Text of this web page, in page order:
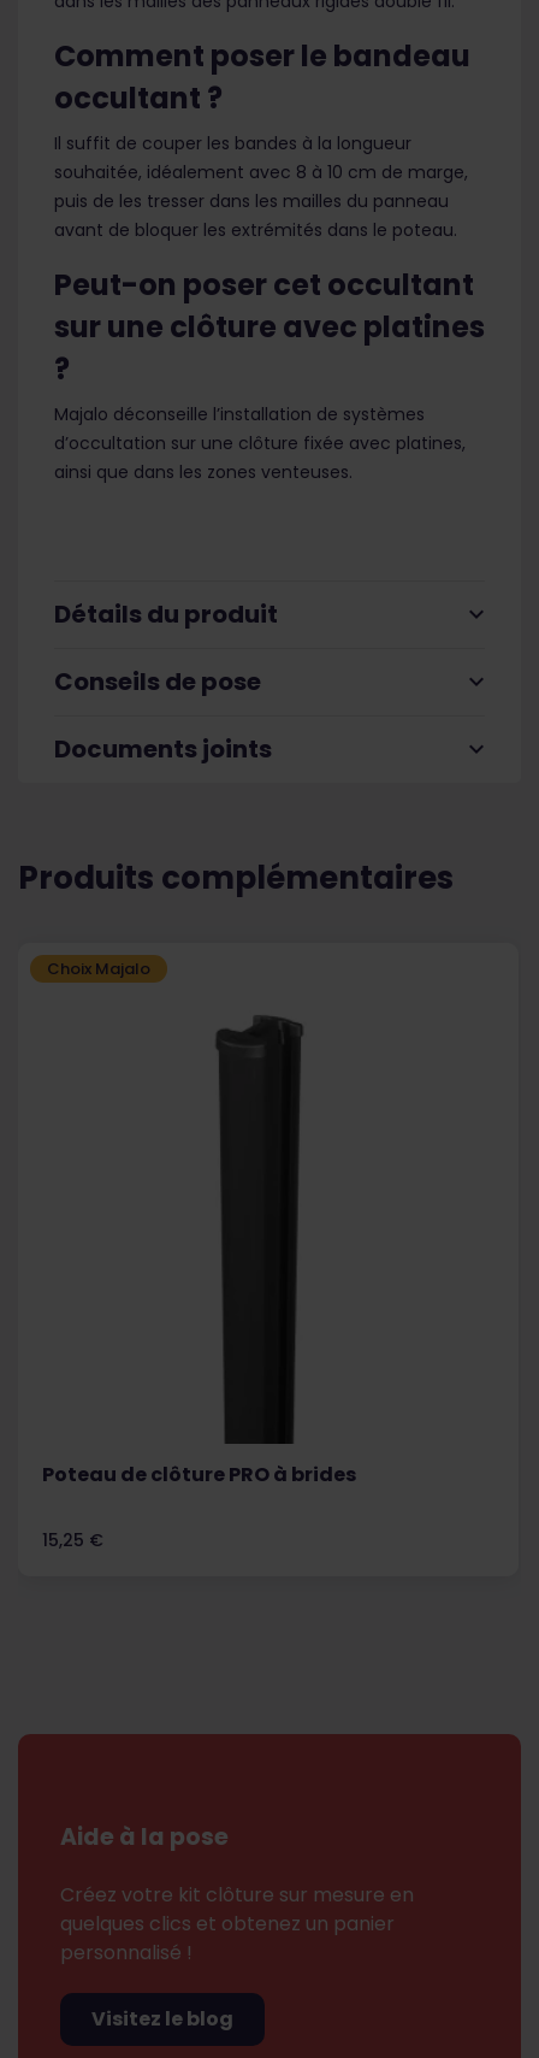
Comment poser le bandeau
occultant ?
Il suffit de couper les bandes à la longueur
souhaitée, idéalement avec 8 à 10 cm de marge,
puis de les tresser dans les mailles du panneau
avant de bloquer les extrémités dans le poteau.
Peut-on poser cet occultant
sur une clôture avec platines
?
Majalo déconseille l’installation de systèmes
d’occultation sur une clôture fixée avec platines,
ainsi que dans les zones venteuses.
expand_more
Détails du produit
expand_more
Conseils de pose
expand_more
Documents joints
Produits complémentaires
Poteau de clôture PRO à brides
Prix
15,25 €
Choix Majalo
Aide à la pose
Créez votre kit clôture sur mesure en
quelques clics et obtenez un panier
personnalisé !
Visitez le blog